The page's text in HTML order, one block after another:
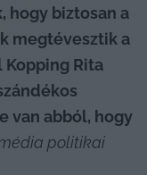
hogy biztosan a
megtévesztik a
Rita
politikai